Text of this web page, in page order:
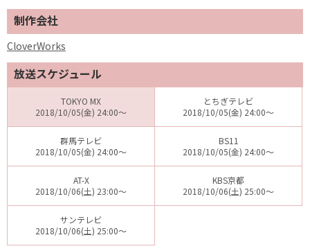
制作会社
CloverWorks
放送スケジュール
TOKYO MX
2018/10/05(金) 24:00～
とちぎテレビ
2018/10/05(金) 24:00～
群馬テレビ
2018/10/05(金) 24:00～
BS11
2018/10/05(金) 24:00～
AT-X
2018/10/06(土) 23:00～
KBS京都
2018/10/06(土) 25:00～
サンテレビ
2018/10/06(土) 25:00～